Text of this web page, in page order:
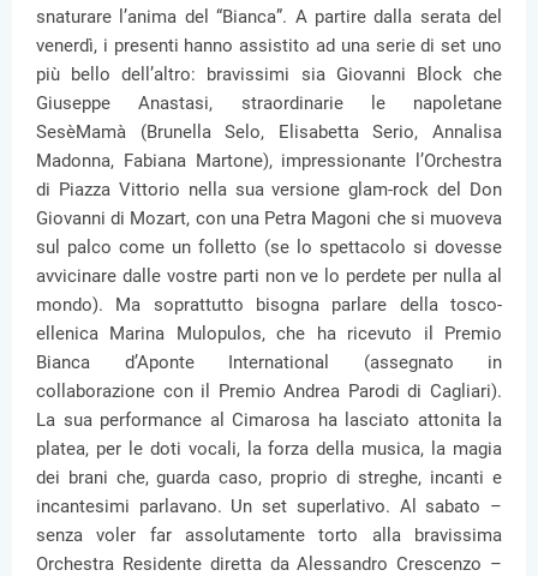
snaturare l’anima del “Bianca”. A partire dalla serata del
venerdì, i presenti hanno assistito ad una serie di set uno
più bello dell’altro: bravissimi sia Giovanni Block che
Giuseppe Anastasi, straordinarie le napoletane
SesèMamà (Brunella Selo, Elisabetta Serio, Annalisa
Madonna, Fabiana Martone), impressionante l’Orchestra
di Piazza Vittorio nella sua versione glam-rock del Don
Giovanni di Mozart, con una Petra Magoni che si muoveva
sul palco come un folletto (se lo spettacolo si dovesse
avvicinare dalle vostre parti non ve lo perdete per nulla al
mondo). Ma soprattutto bisogna parlare della tosco-
ellenica Marina Mulopulos, che ha ricevuto il Premio
Bianca d’Aponte International (assegnato in
collaborazione con il Premio Andrea Parodi di Cagliari).
La sua performance al Cimarosa ha lasciato attonita la
platea, per le doti vocali, la forza della musica, la magia
dei brani che, guarda caso, proprio di streghe, incanti e
incantesimi parlavano. Un set superlativo. Al sabato –
senza voler far assolutamente torto alla bravissima
Orchestra Residente diretta da Alessandro Crescenzo –